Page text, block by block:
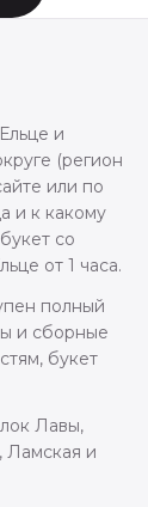
и
(регион
или по
и к какому
со
от 1 часа.
полный
и сборные
букет
Лавы,
Ламская и